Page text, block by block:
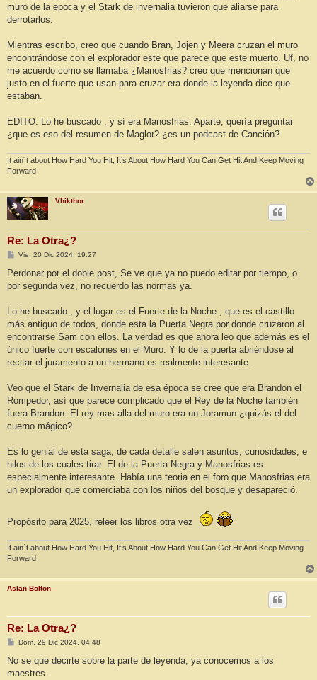
muro de la epoca y el Stark de invernalia tuvieron que aliarse para
derrotarlos.
Mientras escribo, creo que cuando Bran, Jojen y Meera cruzan el muro
encontrándose con el explorador este que parece que este muerto. Uf, no
me acuerdo como se llamaba ¿Manosfrias? creo que mencionan que
justo en el fuerte que usan para cruzar era donde la leyenda dice que
estaban.
EDITO: Lo he buscado , y sí era Manosfrias. Aparte, quería preguntar
¿que es eso del resumen de Maglor? ¿es un podcast de Canción?
It ain´t about How Hard You Hit, It’s About How Hard You Can Get Hit And Keep Moving
Forward
Vhikthor
Re: La Otra¿?
M
n
a
Vie, 20 Dic 2024, 19:27
Perdonar por el doble post, Se ve que ya no puedo editar por tiempo, o
por segunda vez, no recuerdo las normas ya.
Lo he buscado , y el lugar es el Fuerte de la Noche , que es el castillo
más antiguo de todos, donde esta la Puerta Negra por donde cruzaron al
encontrarse Sam con ellos. La verdad es que ahora leo que además es el
único fuerte con escalones en el Muro. Y lo de la puerta abriéndose al
recitar el juramento a un hermano es realmente interesante.
Veo que el Stark de Invernalia de esa época se cree que era Brandon el
Rompedor, así que parece complicado que el Rey de la Noche también
fuera Brandon. El rey-mas-alla-del-muro era un Joramun ¿quizás el del
cuerno mágico?
Es lo genial de esta saga, de cada detalle salen asuntos, curiosidades, e
hilos de los cuales tirar. El de la Puerta Negra y Manosfrias es
especialmente interesante. Había una teoria en el foro que Manosfrias era
un explorador que comerciaba con los niños del bosque y desapareció.
Propósito para 2025, releer los libros otra vez
It ain´t about How Hard You Hit, It’s About How Hard You Can Get Hit And Keep Moving
Forward
Aslan Bolton
Re: La Otra¿?
M
n
a
Dom, 29 Dic 2024, 04:48
No se que decirte sobre la parte de leyenda, ya conocemos a los
maestres.